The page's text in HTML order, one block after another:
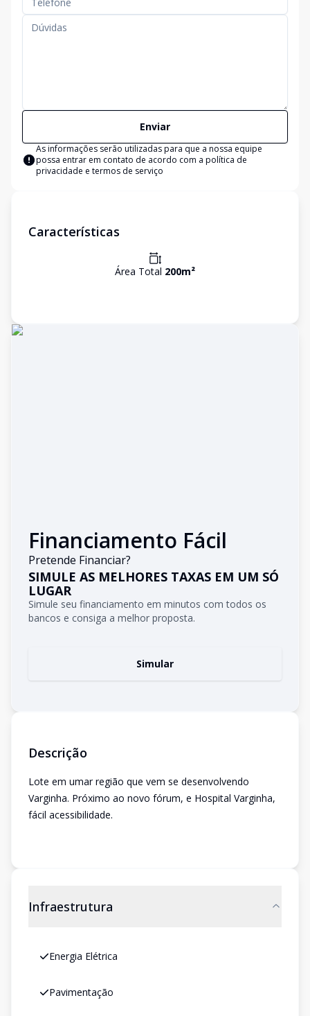
Enviar
As informações serão utilizadas para que a nossa equipe
possa entrar em contato de acordo com a política de
privacidade e termos de serviço
Características
Área Total 200m²
Financiamento Fácil
Pretende Financiar?
SIMULE AS MELHORES TAXAS EM UM SÓ
LUGAR
Simule seu financiamento em minutos com todos os
bancos e consiga a melhor proposta.
Simular
Descrição
Lote em umar região que vem se desenvolvendo
Varginha. Próximo ao novo fórum, e Hospital Varginha,
fácil acessibilidade.
Infraestrutura
Energia Elétrica
Pavimentação